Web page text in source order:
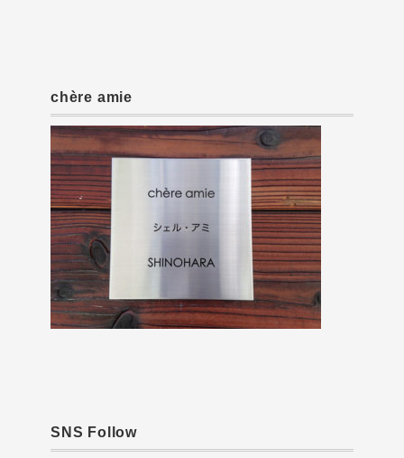
chère amie
SNS Follow